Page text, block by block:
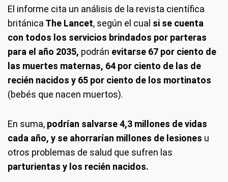
El informe cita un análisis de la revista científica
británica The Lancet, según el cual si se cuenta
con todos los servicios brindados por parteras
para el año 2035, podrán evitarse 67 por ciento de
las muertes maternas, 64 por ciento de las de
recién nacidos y 65 por ciento de los mortinatos
(bebés que nacen muertos).
En suma, podrían salvarse 4,3 millones de vidas
cada año, y se ahorrarían millones de lesiones u
otros problemas de salud que sufren las
parturientas y los recién nacidos.